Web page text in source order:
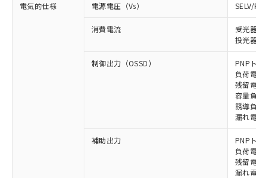
電気的仕様 電源電圧（Vs） SELV/
消費電流
受光器:
投光器:
制御出力（OSSD）
PNPトラ
負荷電流
残留電圧
容量負荷
誘導負荷
漏れ電流
補助出力
PNPトラ
負荷電流
残留電圧
漏れ電流